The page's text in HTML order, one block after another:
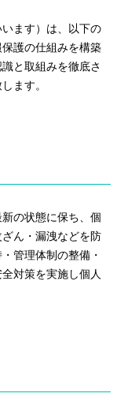
テナンス
ます）は、以下の
護の仕組みを構築
と取組みを徹底さ
ます。
の状態に保ち、個
ん・漏洩などを防
管理体制の整備・
対策を実施し個人